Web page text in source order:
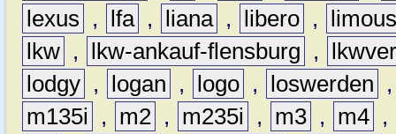
lexus
, lfa , liana , libero ,
lkw , lkw-ankauf-flensburg ,
lodgy , logan , logo , loswerden
m135i
, m2 , m235i , m3 , m4 ,